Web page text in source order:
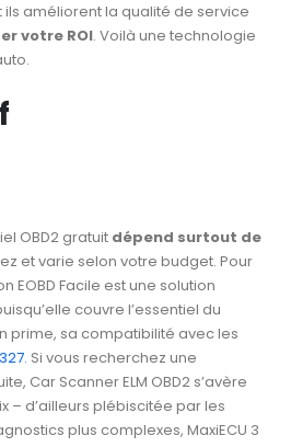
ils améliorent la qualité de service
votre ROI. Voilà une technologie
OBD2 gratuit dépend surtout de
et varie selon votre budget. Pour
EOBD Facile est une solution
couvre l’essentiel du
prime, sa compatibilité avec les
. Si vous recherchez une
Car Scanner ELM OBD2 s’avère
– d’ailleurs plébiscitée par les
plus complexes, MaxiECU 3